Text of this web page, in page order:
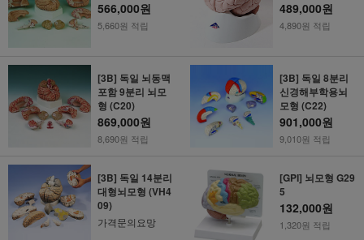
566,000원
5,660원 적립
489,000원
4,890원 적립
[3B] 독일 뇌동맥
포함 9분리 뇌모
형 (C20)
869,000원
8,690원 적립
[3B] 독일 8분리
신경해부학용뇌
모형 (C22)
901,000원
9,010원 적립
[3B] 독일 14분리
대형뇌모형 (VH4
09)
가격문의요망
[GPI] 뇌모형 G29
5
132,000원
1,320원 적립